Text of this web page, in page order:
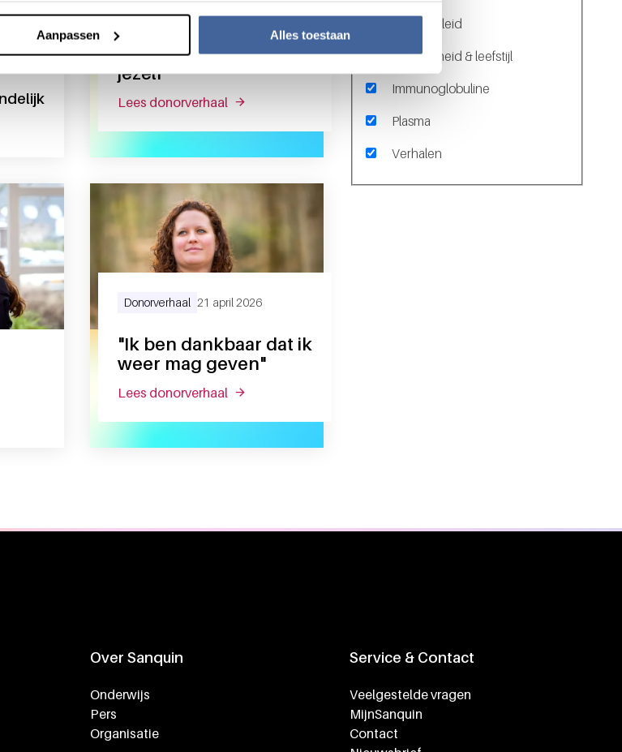
Aanpassen Alles toestaan
Donorbeleid
Gezondheid & leefstijl
Immunoglobuline
Plasma
Verhalen
dat ik me eindelijk kon aanmelden!”
"Een beetje van je tijd
en een beetje van
jezelf"
lees donorverhaalover "een beetje van je tijd en een beetje van jezelf"
dat mijn dochter donor is"
"Ik ben dankbaar dat ik
weer mag geven"
Donorverhaal 21 april 2026
lees donorverhaalover "ik ben dankbaar dat ik weer mag geven"
Over Sanquin
Onderwijs
Pers
Organisatie
Service & Contact
Veelgestelde vragen
MijnSanquin
Contact